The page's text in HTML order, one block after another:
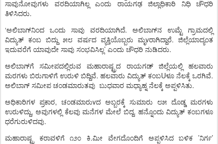
ಸಾವುನೋವುಗಳು
ವರದಿಯಾಗಿಲ್ಲ ಎಂದು ರಾಯಗಢ ಜಿಲ್ಲಾಧಿಕಾರಿ ನಿಧಿ
ಚೌಧರಿ
ತಿಳಿಸಿದರು.
‘ಅಲಿಬಾಗ್ನಿಂದ ಒಂದು ಸಾವು ವರದಿಯಾಗಿದೆ. ಅಲಿಬಾಗ್ನ ಉಮ್ಟೆ
ಗ್ರಾಮದಲ್ಲಿ
ವಿದ್ಯುತ್
ಕಂಬ ಬಿದ್ದು ೫೮ ವರ್ಷದ ವ್ಯಕ್ತಿಯೊಬ್ಬರು ಮೃvರಾಗಿದ್ದಾರೆ.ಜಿಲ್ಲೆಯಾದ್ಯಂತ
ಇದುವರೆಗೆ ಯಾವುದೇ ಸಾವು ಸಂಭವಿಸಿಲ್ಲ’ ಎಂದು ಚೌಧರಿ ನುಡಿದರು.
ಅಲಿಬಾಗ್ಗೆ ಸಮೀಪದಲ್ಲಿರುವ ಮಹಾರಾಷ್ಟ್ರದ ರಾಯಗಡ್ ಜಿಲ್ಲೆಯಲ್ಲಿ
ಹಲವಾರು
ಮರಗಳು ಬಿರುಗಾಳಿಗೆ ಉರುಳಿ ಬಿದ್ದಿವೆ. ಹಲವಾರು ವಿದ್ಯುತ್ ಕಂಬUಳೂ ನೆಲಕ್ಕೆ ಒರಗಿವೆ.
ಅಲಿಬಾಗ್ ಸಮೀಪ ಚಂಡಮಾರುತವು ಬುಧವಾರ ಮಧ್ಯಾಹ್ನ ನೆಲಕ್ಕೆ ಅಪ್ಪಳಿಸಿತು.
ಅಧಿಕಾರಿಗಳ ಪ್ರಕಾರ, ಚಂಡಮಾರುvದ ಅಬ್ಬರಕ್ಕೆ ಸುಮಾರು ೮೫ ದೊಡ್ಡ
ಮರಗಳು
ಉರುಳಿದ್ದು, ಅವುಗಳಲ್ಲಿ ಕೆಲವು ಮನೆಗಳ ಮೇಲೆ ಬಿದ್ದ. ಹನ್ನೊಂದು ವಿದ್ಯುತ್ ಕಂಬಗಳೂ
ಧರೆಗುರುಳಿದವು.
ಮಹಾರಾಷ್ಟ್ರ ಕರಾವಳಿಗೆ ೧೨೦ ಕಿ.ಮೀ ವೇಗದೊಂದಿಗೆ ಅಪ್ಪಳಿಸಿದ ಬಳಿಕ ’ನಿರ್ಗ’